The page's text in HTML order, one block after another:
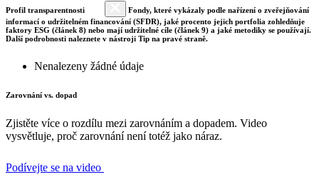
Profil transparentnosti
Fondy, které vykázaly podle nařízení o zveřejňování
informací o udržitelném financování (SFDR), jaké procento jejich portfolia zohledňuje
faktory ESG (článek 8) nebo mají udržitelné cíle (článek 9) a jaké metodiky se používají.
Další podrobnosti naleznete v nástroji Tip na pravé straně.
Nenalezeny žádné údaje
Zarovnání vs. dopad
Zjistěte více o rozdílu mezi zarovnáním a dopadem. Video
vysvětluje, proč zarovnání není totéž jako náraz.
Podívejte se na video